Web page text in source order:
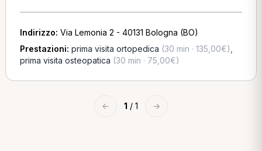
Indirizzo: Via Lemonia 2 - 40131 Bologna (BO)
Prestazioni: prima visita ortopedica (30 min · 135,00€)
prima visita osteopatica (30 min · 75,00€)
← 1 / 1 →